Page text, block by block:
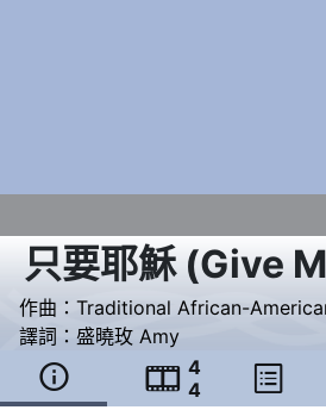
只要耶穌(Give
作曲： Traditional African-
譯詞： 盛曉玫 Amy
  4
4
